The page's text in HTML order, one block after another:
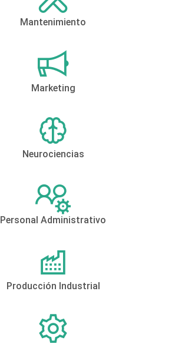
Mantenimiento
Marketing
Neurociencias
Personal Administrativo
Producción Industrial